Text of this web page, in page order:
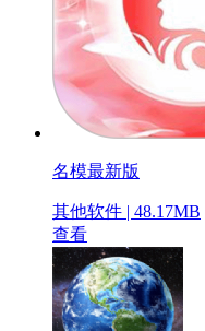
名模最新版
其他软件 | 48.17MB
查看